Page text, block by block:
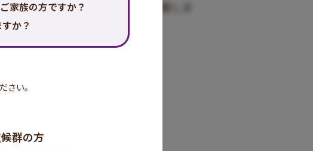
興奮性の神経系のバランスを調整しま
家族の方ですか？
か？
さい。
群の方